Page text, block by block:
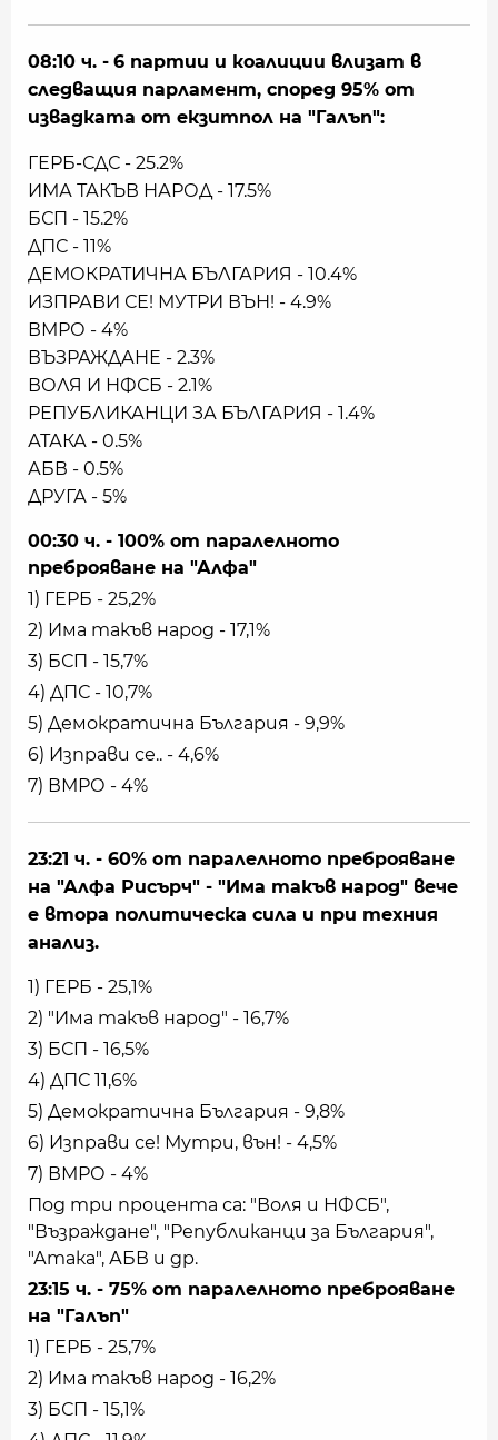
08:10 ч. - 6 партии и коалиции влизат в
следващия парламент, според 95% от
извадката от екзитпол на "Галъп":
ГЕРБ-СДС - 25.2%
ИМА ТАКЪВ НАРОД - 17.5%
БСП - 15.2%
ДПС - 11%
ДЕМОКРАТИЧНА БЪЛГАРИЯ - 10.4%
ИЗПРАВИ СЕ! МУТРИ ВЪН! - 4.9%
ВМРО - 4%
ВЪЗРАЖДАНЕ - 2.3%
ВОЛЯ И НФСБ - 2.1%
РЕПУБЛИКАНЦИ ЗА БЪЛГАРИЯ - 1.4%
АТАКА - 0.5%
АБВ - 0.5%
ДРУГА - 5%
00:30 ч. - 100% от паралелното
преброяване на "Алфа"
1) ГЕРБ - 25,2%
2) Има такъв народ - 17,1%
3) БСП - 15,7%
4) ДПС - 10,7%
5) Демократична България - 9,9%
6) Изправи се.. - 4,6%
7) ВМРО - 4%
23:21 ч. - 60% от паралелното преброяване
на "Алфа Рисърч" - "Има такъв народ" вече
е втора политическа сила и при техния
анализ.
1) ГЕРБ - 25,1%
2) "Има такъв народ" - 16,7%
3) БСП - 16,5%
4) ДПС 11,6%
5) Демократична България - 9,8%
6) Изправи се! Мутри, вън! - 4,5%
7) ВМРО - 4%
Под три процента са: "Воля и НФСБ",
"Възраждане", "Републиканци за България",
"Атака", АБВ и др.
23:15 ч. - 75% от паралелното преброяване
на "Галъп"
1) ГЕРБ - 25,7%
2) Има такъв народ - 16,2%
3) БСП - 15,1%